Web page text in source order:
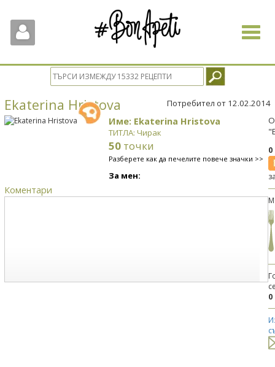
Toggle
Ekaterina Hristova Потребител от 12.02.2014
Име: Ekaterina Hristova
ТИТЛА: Чирак
50 точки
Разберете как да печелите повече значки >>
За мен:
Коментари
0